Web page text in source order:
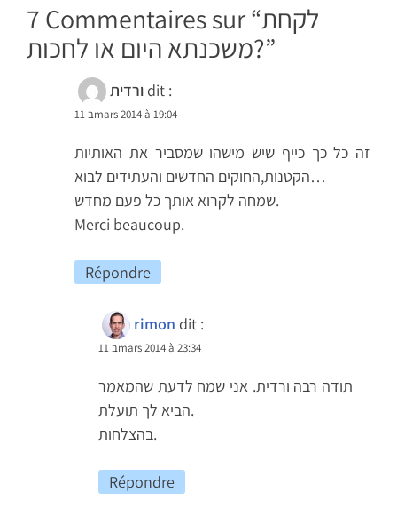
7 Commentaires sur “לקחת
משכנתא היום או לחכות?”
ורדית dit :
11 בmars 2014 à 19:04
זה כל כך כייף שיש מישהו שמסביר את האותיות
הקטנות,החוקים החדשים והעתידים לבוא…
שמחה לקרוא אותך כל פעם מחדש.
Merci beaucoup.
Répondre
rimon dit :
11 בmars 2014 à 23:34
תודה רבה ורדית. אני שמח לדעת שהמאמר
הביא לך תועלת.
בהצלחות.
Répondre